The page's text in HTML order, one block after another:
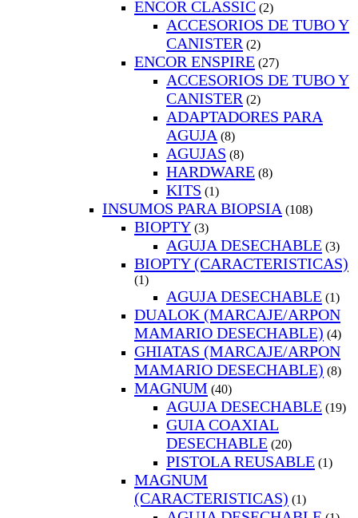
ENCOR CLASSIC (2)
ACCESORIOS DE TUBO Y
CANISTER (2)
ENCOR ENSPIRE (27)
ACCESORIOS DE TUBO Y
CANISTER (2)
ADAPTADORES PARA
AGUJA (8)
AGUJAS (8)
HARDWARE (8)
KITS (1)
INSUMOS PARA BIOPSIA (108)
BIOPTY (3)
AGUJA DESECHABLE (3)
BIOPTY (CARACTERISTICAS)
(1)
AGUJA DESECHABLE (1)
DUALOK (MARCAJE/ARPON
MAMARIO DESECHABLE) (4)
GHIATAS (MARCAJE/ARPON
MAMARIO DESECHABLE) (8)
MAGNUM (40)
AGUJA DESECHABLE (19)
GUIA COAXIAL
DESECHABLE (20)
PISTOLA REUSABLE (1)
MAGNUM
(CARACTERISTICAS) (1)